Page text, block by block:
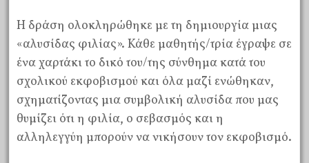
Η δράση ολοκληρώθηκε με τη δημιουργία μιας
«αλυσίδας φιλίας». Κάθε μαθητής/τρία έγραψε σε
ένα χαρτάκι το δικό του/της σύνθημα κατά του
σχολικού εκφοβισμού και όλα μαζί ενώθηκαν,
σχηματίζοντας μια συμβολική αλυσίδα που μας
θυμίζει ότι η φιλία, ο σεβασμός και η
αλληλεγγύη μπορούν να νικήσουν τον εκφοβισμό.